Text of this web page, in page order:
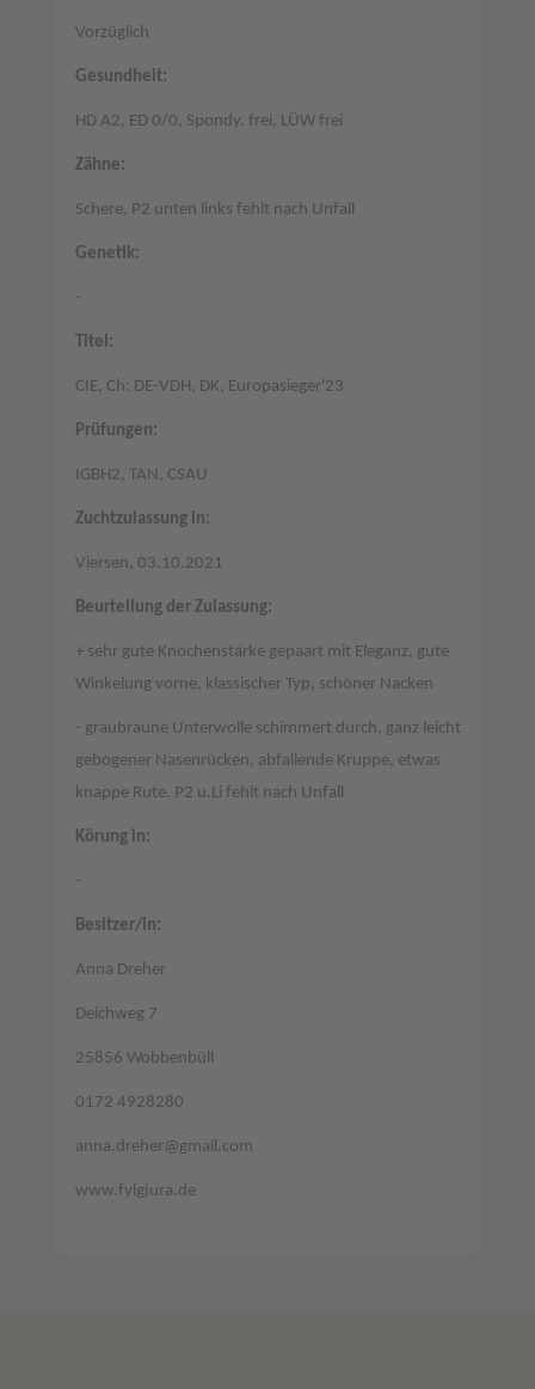
Vorzüglich
Gesundheit:
HD A2, ED 0/0, Spondy. frei, LÜW frei
Zähne:
Schere, P2 unten links fehlt nach Unfall
Genetik:
-
Titel:
CIE, Ch: DE-VDH, DK, Europasieger'23
Prüfungen:
IGBH2, TAN, CSAU
Zuchtzulassung in:
Viersen, 03.10.2021
Beurteilung der Zulassung:
+ sehr gute Knochenstärke gepaart mit Eleganz, gute
Winkelung vorne, klassischer Typ, schöner Nacken
- graubraune Unterwolle schimmert durch, ganz leicht
gebogener Nasenrücken, abfallende Kruppe, etwas
knappe Rute. P2 u.Li fehlt nach Unfall
Körung in:
-
Besitzer/in:
Anna Dreher
Deichweg 7
25856 Wobbenbüll
0172 4928280
anna.dreher@gmail.com
www.fylgjura.de